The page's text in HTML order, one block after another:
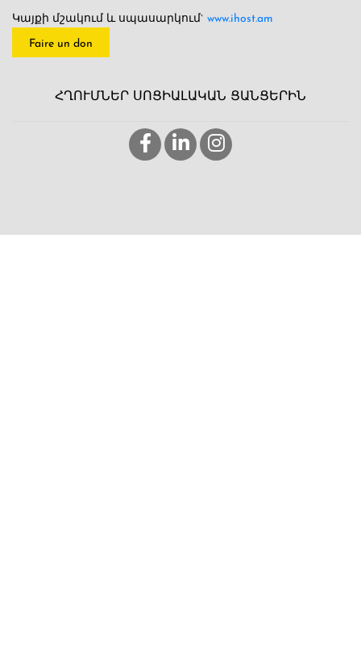
Կայքի մշակում և սպասարկում` www.ihost.am
Faire un don
ՀՂՈՒՄՆԵՐ ՍՈՑԻԱԼԱԿԱՆ ՑԱՆՑԵՐԻՆ